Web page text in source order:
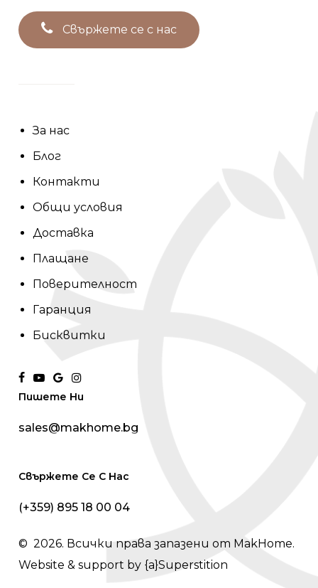
Свържете се с нас
За нас
Блог
Контакти
Общи условия
Доставка
Плащане
Поверителност
Гаранция
Бисквитки
facebook
youtube
google-
plus
instagram
Пишете Ни
sales@makhome.bg
Свържете Се С Нас
(+359) 895 18 00 04
© 2026. Всички права запазени от MakHome.
Website & support by {a}Superstition